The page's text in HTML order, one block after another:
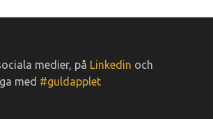
medier, på Linkedin och
med #guldapplet